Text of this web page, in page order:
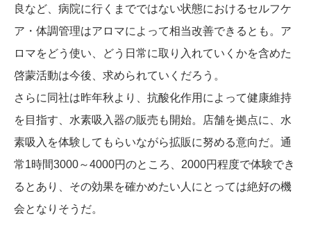
良など、病院に行くまでではない状態におけるセルフケ
ア・体調管理はアロマによって相当改善できるとも。ア
ロマをどう使い、どう日常に取り入れていくかを含めた
啓蒙活動は今後、求められていくだろう。
さらに同社は昨年秋より、抗酸化作用によって健康維持
を目指す、水素吸入器の販売も開始。店舗を拠点に、水
素吸入を体験してもらいながら拡販に努める意向だ。通
常1時間3000～4000円のところ、2000円程度で体験でき
るとあり、その効果を確かめたい人にとっては絶好の機
会となりそうだ。